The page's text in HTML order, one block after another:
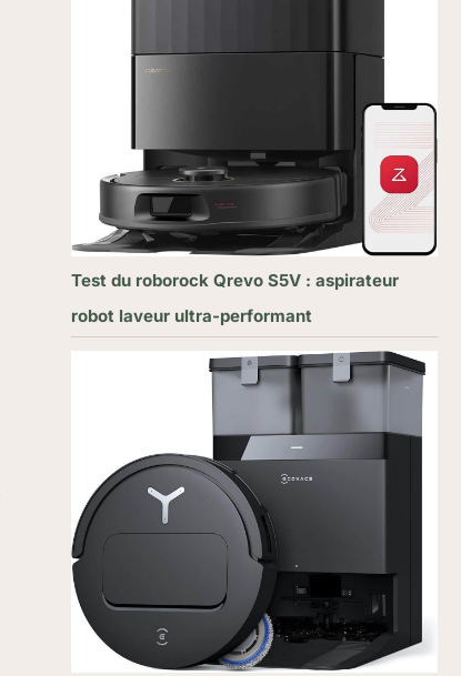
Test du roborock Qrevo S5V : aspirateur
robot laveur ultra-performant